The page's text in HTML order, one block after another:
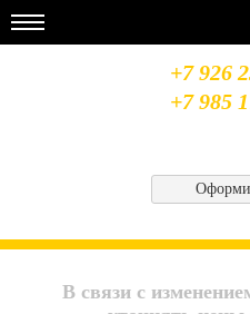
+7 926
+7 985
НОВОСТИ
28.08.19
14.08.19
06.08.19
СОЦСЕТЯХВ связи с